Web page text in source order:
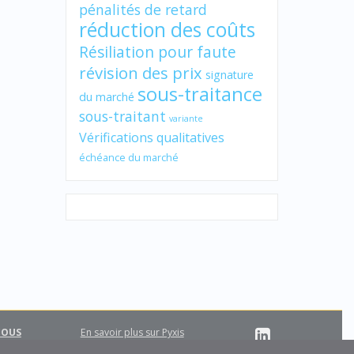
pénalités de retard
réduction des coûts
Résiliation pour faute
révision des prix signature
du marché sous-traitance
sous-traitant variante
Vérifications qualitatives
échéance du marché
En savoir plus sur Pyxis